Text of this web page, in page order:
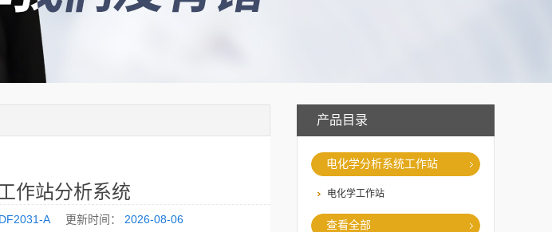
产品目录
电化学分析系统工作站
电化学工作站
查看全部
作站分析系统
DF2031-A 更新时间： 2026-08-06